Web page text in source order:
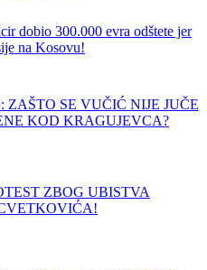
dobio 300.000 evra odštete jer
na Kosovu!
ZAŠTO SE VUČIĆ NIJE JUČE
KOD KRAGUJEVCA?
ZBOG UBISTVA